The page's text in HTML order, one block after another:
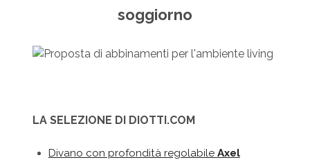
soggiorno
LA SELEZIONE DI DIOTTI.COM
Divano con profondità regolabile Axel